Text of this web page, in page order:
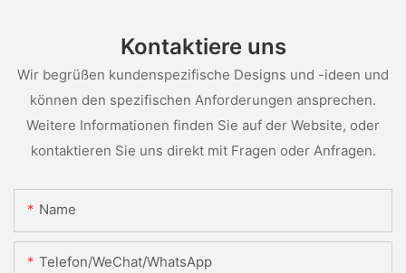
Kontaktiere uns
Wir begrüßen kundenspezifische Designs und -ideen und
können den spezifischen Anforderungen ansprechen.
Weitere Informationen finden Sie auf der Website, oder
kontaktieren Sie uns direkt mit Fragen oder Anfragen.
Name
Telefon/WeChat/WhatsApp